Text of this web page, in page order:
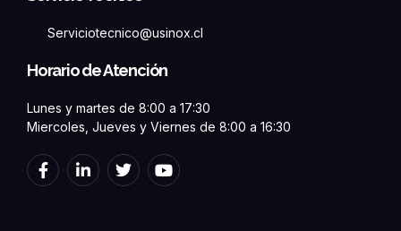
Serviciotecnico@usinox.cl
Horario de Atención
Lunes y martes de 8:00 a 17:30
Miercoles, Jueves y Viernes de 8:00 a 16:30
F
a
L
i
T
w
Y
o